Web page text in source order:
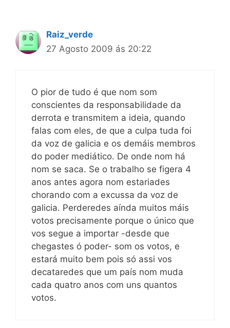
Raiz_verde
27 Agosto 2009 ás 20:22
O pior de tudo é que nom som
conscientes da responsabilidade da
derrota e transmitem a ideia, quando
falas com eles, de que a culpa tuda foi
da voz de galicia e os demáis membros
do poder mediático. De onde nom há
nom se saca. Se o trabalho se figera 4
anos antes agora nom estariades
chorando com a excussa da voz de
galicia. Perderedes aínda muitos máis
votos precisamente porque o único que
vos segue a importar -desde que
chegastes ó poder- som os votos, e
estará muito bem pois só assi vos
decataredes que um país nom muda
cada quatro anos com uns quantos
votos.